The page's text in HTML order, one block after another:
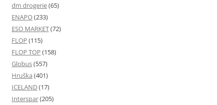
dm drogerie(65)
ENAPO(233)
ESO MARKET(72)
FLOP (115)
FLOP TOP (158)
Globus(557)
Hruška (401)
ICELAND(17)
Interspar(205)